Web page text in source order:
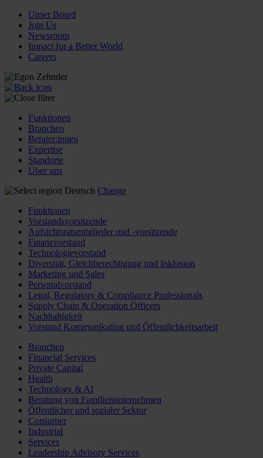
Unser Board
Join Us
Newsroom
Impact for a Better World
Careers
Funktionen
Branchen
Berater:innen
Expertise
Standorte
Über uns
Deutsch Change
Funktionen
Vorstandsvorsitzende
Aufsichtsratsmitglieder und -vorsitzende
Finanzvorstand
Technologievorstand
Diversität, Gleichberechtigung und Inklusion
Marketing und Sales
Personalvorstand
Legal, Regulatory & Compliance Professionals
Supply Chain & Operation Officers
Nachhaltigkeit
Vorstand Kommunikation und Öffentlichkeitsarbeit
Branchen
Financial Services
Private Capital
Health
Technology & AI
Beratung von Familienunternehmen
Öffentlicher und sozialer Sektor
Consumer
Industrial
Services
Leadership Advisory Services